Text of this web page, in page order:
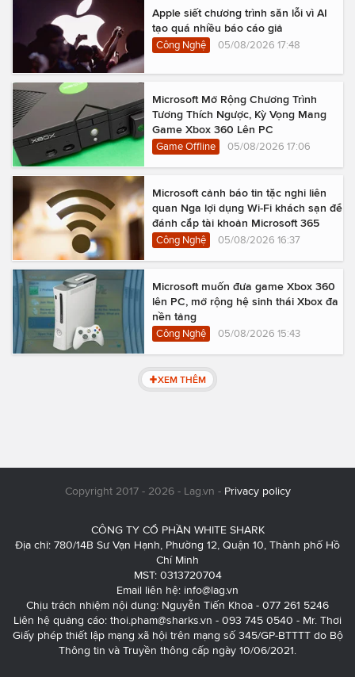
Apple siết chương trình săn lỗi vì AI
tạo quá nhiều báo cáo giả
Công Nghệ 05/08/2026 17:48
Microsoft Mở Rộng Chương Trình
Tương Thích Ngược, Kỳ Vọng Mang
Game Xbox 360 Lên PC
Game Offline 05/08/2026 17:06
Microsoft cảnh báo tin tặc nghi liên
quan Nga lợi dụng Wi-Fi khách sạn để
đánh cắp tài khoản Microsoft 365
Công Nghệ 05/08/2026 16:37
Microsoft muốn đưa game Xbox 360
lên PC, mở rộng hệ sinh thái Xbox đa
nền tảng
Công Nghệ 05/08/2026 15:43
XEM THÊM
Copyright 2017 - 2026 - Lag.vn - Privacy policy
CÔNG TY CỔ PHẦN WHITE SHARK
Địa chỉ: 780/14B Sư Vạn Hạnh, Phường 12, Quận 10, Thành phố Hồ
Chí Minh
MST: 0313720704
Email liên hệ: info@lag.vn
Chịu trách nhiệm nội dung: Nguyễn Tiến Khoa - 077 261 5246
Liên hệ quảng cáo: thoi.pham@sharks.vn - 093 745 0540 - Mr. Thơi
Giấy phép thiết lập mạng xã hội trên mạng số 345/GP-BTTTT do Bộ
Thông tin và Truyền thông cấp ngày 10/06/2021.